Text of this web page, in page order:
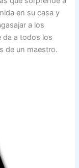
en su casa y
a los
da a todos los
de un maestro.